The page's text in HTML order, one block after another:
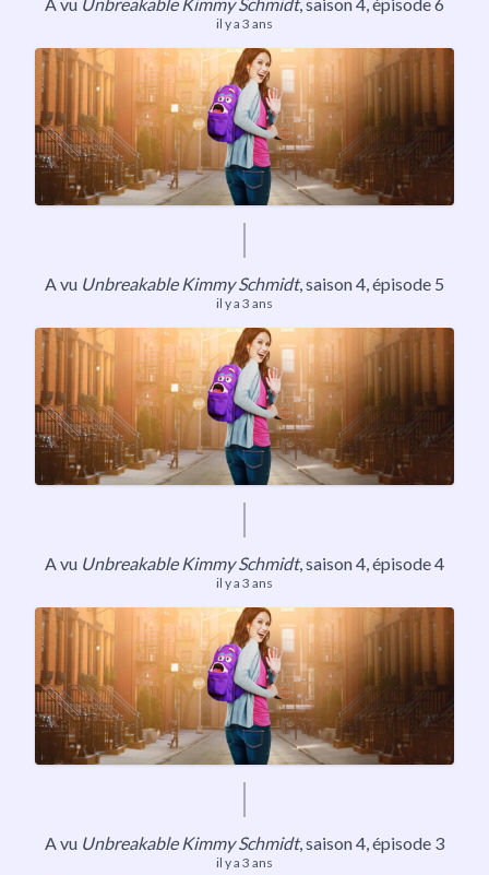
il y a 3 ans
A vu Unbreakable Kimmy Schmidt,saison 4, épisode 5
il y a 3 ans
A vu Unbreakable Kimmy Schmidt,saison 4, épisode 4
il y a 3 ans
A vu Unbreakable Kimmy Schmidt,saison 4, épisode 3
il y a 3 ans